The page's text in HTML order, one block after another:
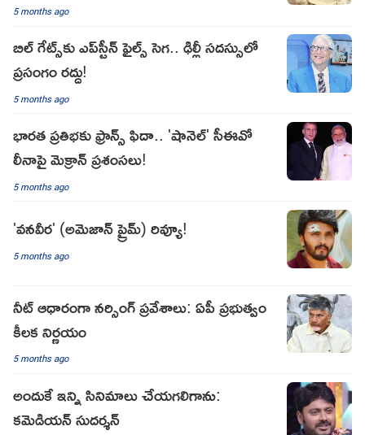
5 months ago
బిల్ గేట్స్‌కు ఎప్‌స్టీన్ ఫైల్స్ సెగ.. ఢిల్లీ సదస్సులో
ప్రసంగం రద్దు!
5 months ago
భారత ప్రతిభకు ఫ్రాన్స్ ఫిదా.. 'షానెల్' సీఈవో
లీనాపై మెక్రాన్ ప్రశంసలు!
5 months ago
'వనవీర' (అమెజాన్ ప్రైమ్) రివ్యూ!
5 months ago
నీట్‌ ఆధారంగా నర్సింగ్‌ ప్రవేశాలు: ఏపీ ప్రభుత్వం
కీలక నిర్ణయం
5 months ago
అందుకే ఇన్ని సినిమాలు చేయగలిగాను:
కమెడియన్ సుదర్శన్